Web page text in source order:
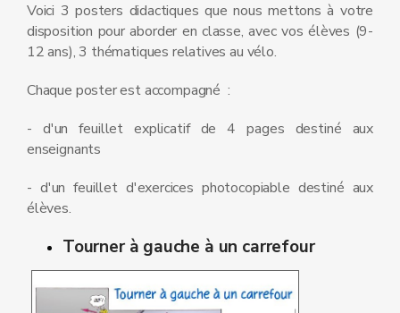
Voici 3 posters didactiques que nous mettons à votre
disposition pour aborder en classe, avec vos élèves (9-
12 ans), 3 thématiques relatives au vélo.
Chaque poster est accompagné :
- d'un feuillet explicatif de 4 pages destiné aux
enseignants
- d'un feuillet d'exercices photocopiable destiné aux
élèves.
Tourner à gauche à un carrefour